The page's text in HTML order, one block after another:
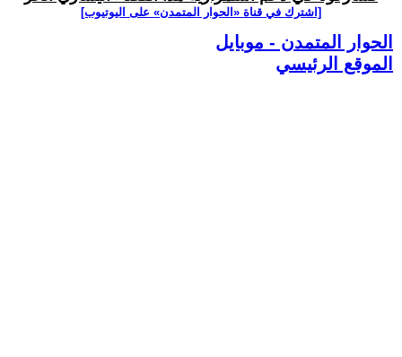
[اشترك في قناة ‫«الحوار المتمدن» على اليوتيوب]
الحوار المتمدن - موبايل
الموقع الرئيسي